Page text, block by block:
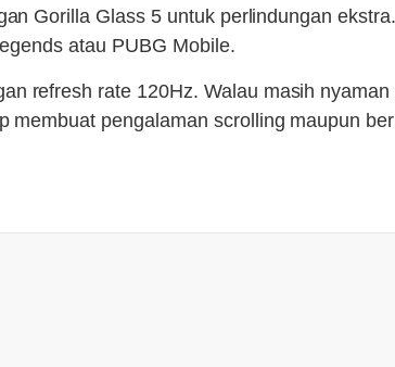
Gorilla Glass 5 untuk perlindungan
atau PUBG Mobile.
refresh rate 120Hz. Walau masih
pengalaman scrolling maupun